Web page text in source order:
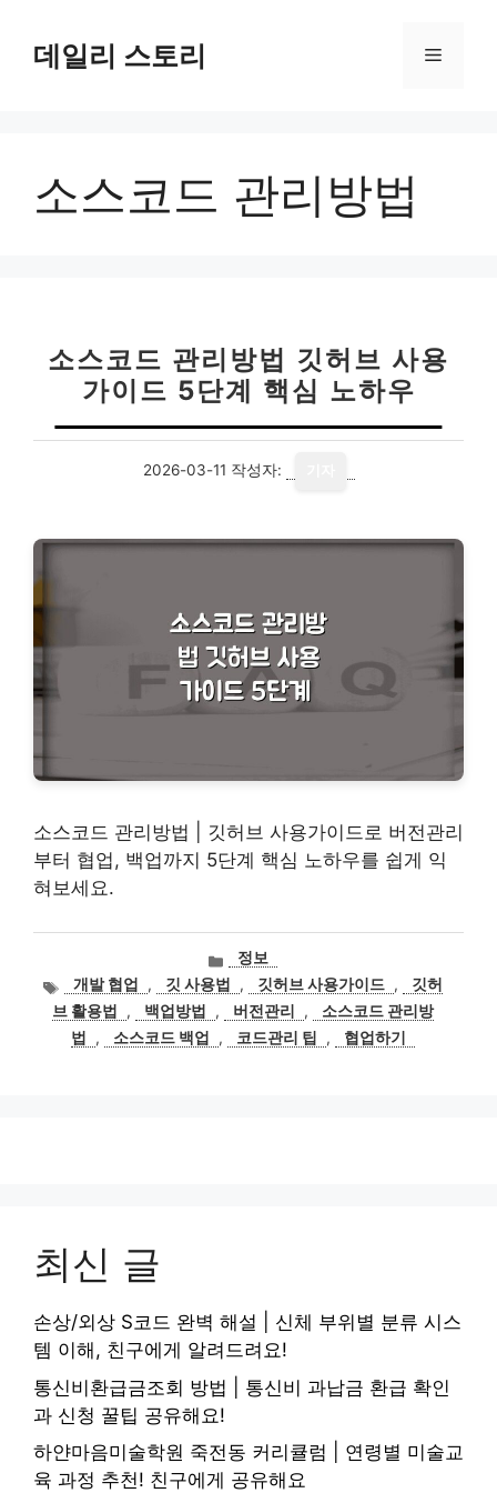
데일리 스토리 메
소스코드 관리방법
소스코드 관리방법 깃허브 사용
가이드 5단계 핵심 노하우
2026-03-11 작성자:
소스코드 관리방법 | 깃허브 사용가이드로 버전관리
부터 협업, 백업까지 5단계 핵심 노하우를 쉽게 익
혀보세요.
카
테
고
리
정보
태
그
개발 협업 , 깃 사용법 , 깃허브 사용가이드 ,
깃허
브 활용법
, 백업방법 , 버전관리 ,
소스코드 관리방
법
, 소스코드 백업 , 코드관리 팁 , 협업하기
최신 글
손상/외상 S코드 완벽 해설 | 신체 부위별 분류 시스
템 이해, 친구에게 알려드려요!
통신비환급금조회 방법 | 통신비 과납금 환급 확인
과 신청 꿀팁 공유해요!
하얀마음미술학원 죽전동 커리큘럼 | 연령별 미술교
육 과정 추천! 친구에게 공유해요